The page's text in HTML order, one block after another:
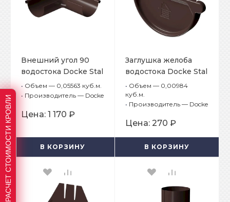
Внешний угол 90
водостока Docke Stal
Premium Шоколад
RAL 8019
• Объем — 0,05563 куб.м.
• Производитель — Docke
Цена: 1 170 ₽
В КОРЗИНУ
Заглушка желоба
водостока Docke Stal
Premium Шоколад
RAL 8019
• Объем — 0,00984
куб.м.
• Производитель — Docke
Цена: 270 ₽
В КОРЗИНУ
РАСЧЕТ СТОИМОСТИ КРОВЛИ